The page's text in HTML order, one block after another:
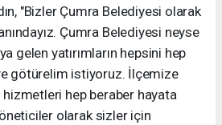
"Bizler Çumra Belediyesi olarak
Çumra Belediyesi neyse
gelen yatırımların hepsini hep
götürelim istiyoruz. İlçemize
hep beraber hayata
olarak sizler için